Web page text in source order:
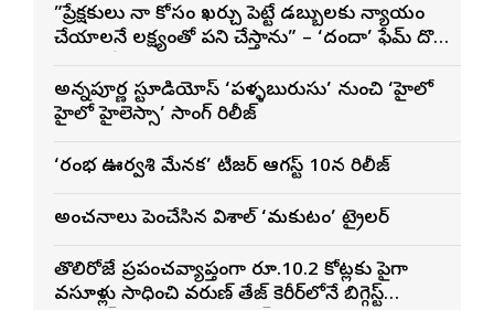
”ప్రేక్షకులు నా కోసం ఖర్చు పెట్టే డబ్బులకు న్యాయం
చేయాలనే లక్ష్యంతో పని చేస్తాను” – ‘దందా’ ఫేమ్ దొర
అన్నపూర్ణ స్టూడియోస్ ‘పళ్ళబురుసు’ నుంచి ‘హైలో
హైలో హైలెస్సా’ సాంగ్ రిలీజ్
‘రంభ ఊర్వశి మేనక’ టీజర్ ఆగస్ట్ 10న రిలీజ్
అంచనాలు పెంచేసిన విశాల్ ‘మకుటం’ ట్రైలర్
తొలిరోజే ప్రపంచవ్యాప్తంగా రూ.10.2 కోట్లకు పైగా
వసూళ్లు సాధించి వరుణ్ తేజ్ కెరీర్‌లోనే బిగ్గెస్ట్